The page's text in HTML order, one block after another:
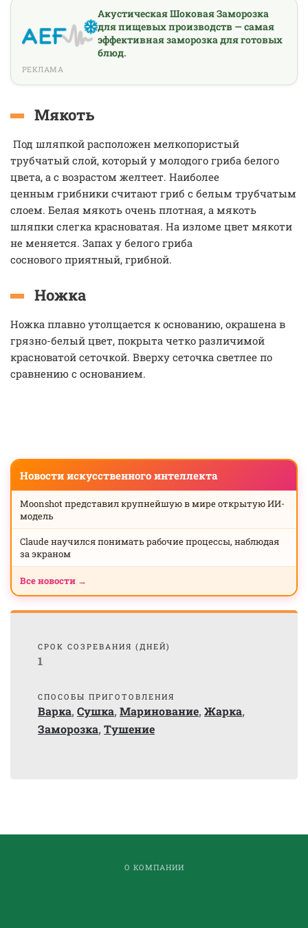
Акустическая Шоковая Заморозка
для пищевых производств — самая
эффективная заморозка для готовых
блюд.
РЕКЛАМА
Мякоть
Под шляпкой расположен мелкопористый
трубчатый слой, который у молодого гриба белого
цвета, а с возрастом желтеет. Наиболее
ценным грибники считают гриб с белым трубчатым
слоем. Белая мякоть очень плотная, а мякоть
шляпки слегка красноватая. На изломе цвет мякоти
не меняется. Запах у белого гриба
соснового приятный, грибной.
Ножка
Ножка плавно утолщается к основанию, окрашена в
грязно-белый цвет, покрыта четко различимой
красноватой сеточкой. Вверху сеточка светлее по
сравнению с основанием.
Новости искусственного интеллекта
Moonshot представил крупнейшую в мире открытую ИИ-
модель
Claude научился понимать рабочие процессы, наблюдая
за экраном
Все новости →
СРОК СОЗРЕВАНИЯ (ДНЕЙ)
1
СПОСОБЫ ПРИГОТОВЛЕНИЯ
Варка, Сушка, Маринование, Жарка,
Заморозка, Тушение
О КОМПАНИИ